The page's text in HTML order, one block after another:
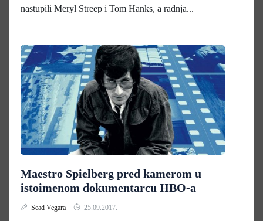
nastupili Meryl Streep i Tom Hanks, a radnja...
Maestro Spielberg pred kamerom u
istoimenom dokumentarcu HBO-a
Sead Vegara 25.09.2017.